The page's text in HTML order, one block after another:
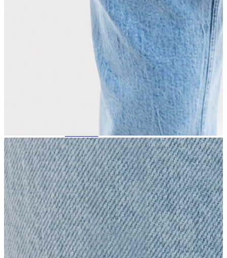
Jean Pantolon
Pantolon
Polo T-shirt
Kazak
Yelek
Eşofman Altı
Bikini/Mayo
Tulum
Dış Giyim
Dış Giyim
Yağmurluk
Trenchcoat
Mont
Ceket
Erkek
Erkek